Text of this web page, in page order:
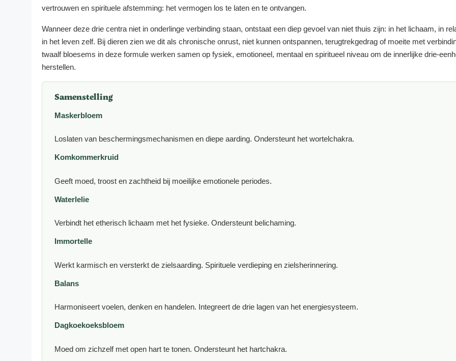
vertrouwen en spirituele afstemming: het vermogen los te laten en te ontvangen.
Wanneer deze drie centra niet in onderlinge verbinding staan, ontstaat een diep gevoel van niet thuis zijn: in het lichaam, in
in het leven zelf. Bij dieren zien we dit als chronische onrust, niet kunnen ontspannen, terugtrekgedrag of moeite met
twaalf bloesems in deze formule werken samen op fysiek, emotioneel, mentaal en spiritueel niveau om de innerlijke drie-
herstellen.
Samenstelling
Maskerbloem
Loslaten van beschermingsmechanismen en diepe aarding. Ondersteunt het wortelchakra.
Komkommerkruid
Geeft moed, troost en zachtheid bij moeilijke emotionele periodes.
Waterlelie
Verbindt het etherisch lichaam met het fysieke. Ondersteunt belichaming.
Immortelle
Werkt karmisch en versterkt de zielsaarding. Spirituele verdieping en zielsherinnering.
Balans
Harmoniseert voelen, denken en handelen. Integreert de drie lagen van het energiesysteem.
Dagkoekoeksbloem
Moed om zichzelf met open hart te tonen. Ondersteunt het hartchakra.